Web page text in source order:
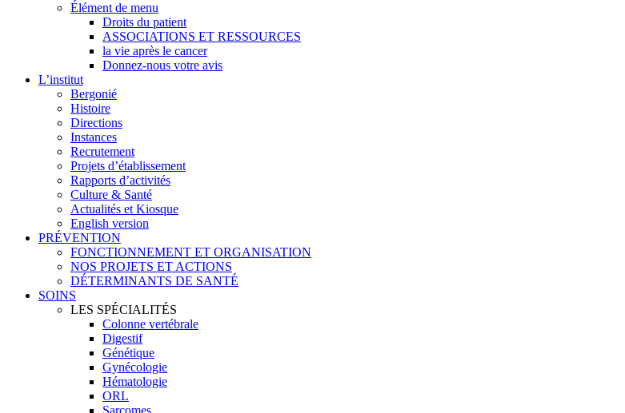
Élément de menu
Droits du patient
ASSOCIATIONS ET RESSOURCES
la vie après le cancer
Donnez-nous votre avis
L’institut
Bergonié
Histoire
Directions
Instances
Recrutement
Projets d’établissement
Rapports d’activités
Culture & Santé
Actualités et Kiosque
English version
PRÉVENTION
FONCTIONNEMENT ET ORGANISATION
NOS PROJETS ET ACTIONS
DÉTERMINANTS DE SANTÉ
SOINS
LES SPÉCIALITÉS
Colonne vertébrale
Digestif
Génétique
Gynécologie
Hématologie
ORL
Sarcomes